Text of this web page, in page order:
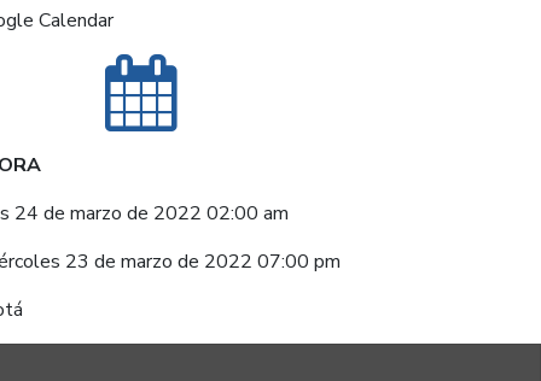
Calendar
24 de marzo de 2022 02:00 am
23 de marzo de 2022 07:00 pm